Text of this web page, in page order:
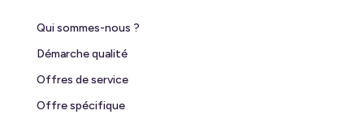
Qui sommes-nous ?
Démarche qualité
Offres de service
Offre spécifique